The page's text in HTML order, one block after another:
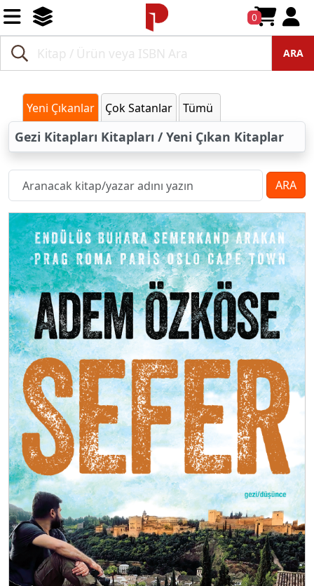
0
ARA
Yeni Çıkanlar Çok Satanlar Tümü
Gezi Kitapları Kitapları / Yeni Çıkan Kitaplar
ARA